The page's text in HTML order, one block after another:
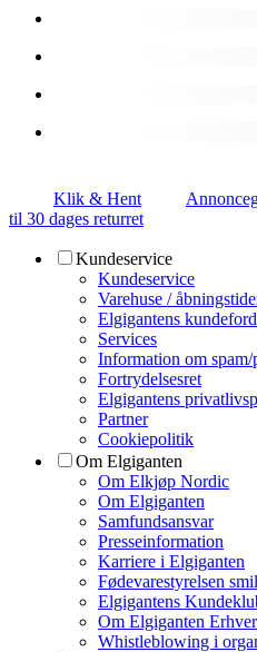
Klik & Hent
til 30 dages returret
Kundeservice
Kundeservice
Varehuse /
Elgigantens
Services
Information om
Fortrydelsesret
Elgigantens
Partner
Cookiepolitik
Om Elgiganten
Om Elkjøp Nordic
Om Elgiganten
Samfundsansvar
Presseinformation
Karriere i Elgiganten
Fødevarestyrelsen
Elgigantens
Om Elgiganten
Whistleblowing i